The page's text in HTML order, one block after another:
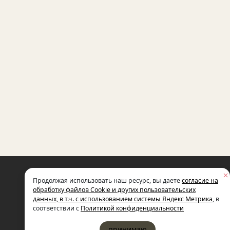
МЕЖДУНАРОДНЫЙ ФОНД
СОЦИАЛЬНО-ЭКОНОМИЧЕСКИХ
И ПОЛИТОЛОГИЧЕСКИХ
ИМЕНИ М.С. ГОРБАЧЕВА
Продолжая использовать наш ресурс, вы даетесогласие на
обработку файлов Cookie и других пользовательских
данных, в т.ч. с использованием системы Яндекс Метрика, в
соответствии с Политикой конфиденциальности